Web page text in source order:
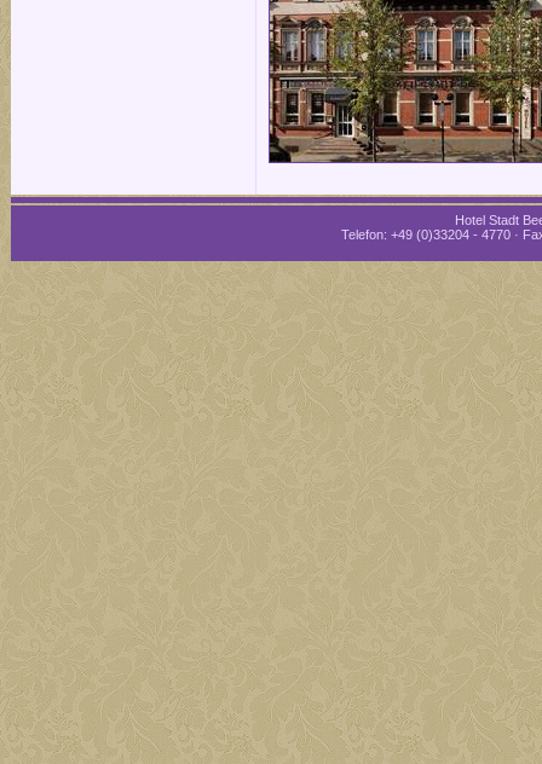
Hotel Stadt
Telefon: +49 (0)33204 - 4770 ·